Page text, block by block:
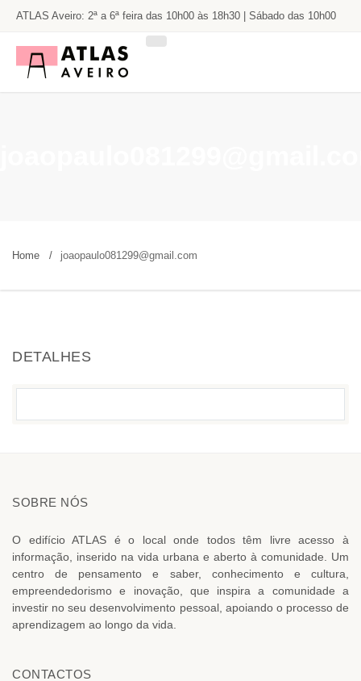
conteúdo
principal
ATLAS Aveiro: 2ª a 6ª feira das 10h00 às 18h30 | Sábado das 10h00
às 13h00
Home joaopaulo081299@gmail.com
DETALHES
SOBRE NÓS
O edifício ATLAS é o local onde todos têm livre acesso à
informação, inserido na vida urbana e aberto à comunidade. Um
centro de pensamento e saber, conhecimento e cultura,
empreendedorismo e inovação, que inspira a comunidade a
investir no seu desenvolvimento pessoal, apoiando o processo de
aprendizagem ao longo da vida.
CONTACTOS